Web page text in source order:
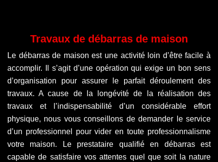
Travaux de débarras de maison
Le débarras de maison est une activité loin d’être facile à
accomplir. Il s’agit d’une opération qui exige un bon sens
d’organisation pour assurer le parfait déroulement des
travaux. A cause de la longévité de la réalisation des
travaux et l’indispensabilité d’un considérable effort
physique, nous vous conseillons de demander le service
d’un professionnel pour vider en toute professionnalisme
votre maison. Le prestataire qualifié en débarras est
capable de satisfaire vos attentes quel que soit la nature